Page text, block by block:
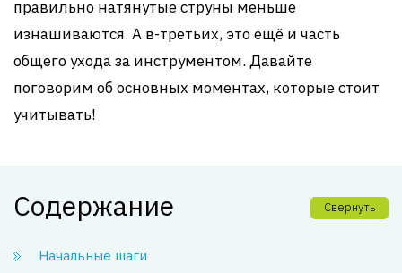
правильно натянутые струны меньше
изнашиваются. А в-третьих, это ещё и часть
общего ухода за инструментом. Давайте
поговорим об основных моментах, которые стоит
учитывать!
Содержание Свернуть
Начальные шаги